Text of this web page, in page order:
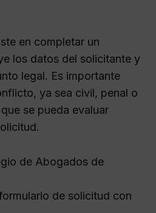
en completar un
los datos del solicitante y
legal. Es importante
ya sea civil, penal o
se pueda evaluar
de Abogados de
de solicitud con